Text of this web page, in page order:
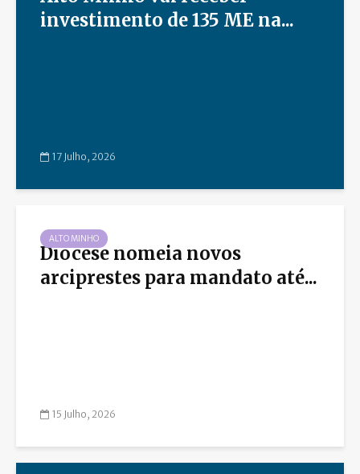
investimento de 135 ME na...
17 Julho, 2026
ALTO MINHO
Diocese nomeia novos
arciprestes para mandato até...
15 Julho, 2026